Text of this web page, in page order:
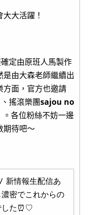
大活躍！
確定由原班人馬製作
由大森老師繼續出
方面，官方也邀請
搖滾樂團sajou no
各位粉絲不妨一邊
期待吧～
新情報生配信あ
密でこれからの
した⏰♡